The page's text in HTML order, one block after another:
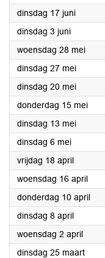
dinsdag 17 juni2025
dinsdag 3 juni2025
woensdag 28 mei2025
dinsdag 27 mei2025
dinsdag 20 mei2025
donderdag 15 mei2025
dinsdag 13 mei2025
dinsdag 6 mei2025
vrijdag 18 april2025
woensdag 16 april2025
donderdag 10 april2025
dinsdag 8 april2025
woensdag 2 april2025
dinsdag 25 maart2025